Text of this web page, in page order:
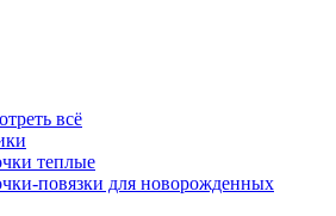
всё
теплые
повязки для новорожденных